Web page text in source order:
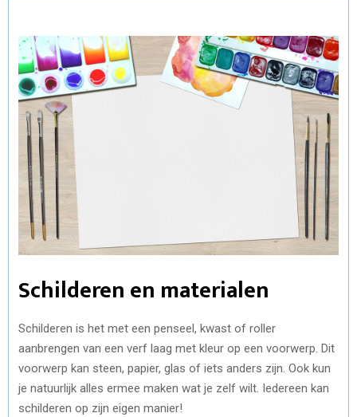
Schilderen en materialen
Schilderen is het met een penseel, kwast of roller
aanbrengen van een verf laag met kleur op een voorwerp. Dit
voorwerp kan steen, papier, glas of iets anders zijn. Ook kun
je natuurlijk alles ermee maken wat je zelf wilt. Iedereen kan
schilderen op zijn eigen manier!